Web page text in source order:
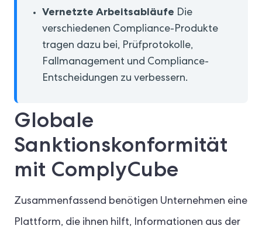
Vernetzte Arbeitsabläufe Die
verschiedenen Compliance-Produkte
tragen dazu bei, Prüfprotokolle,
Fallmanagement und Compliance-
Entscheidungen zu verbessern.
Globale
Sanktionskonformität
mit ComplyCube
Zusammenfassend benötigen Unternehmen eine
Plattform, die ihnen hilft, Informationen aus der